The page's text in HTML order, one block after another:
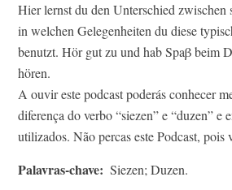
Hier lernst du den Unterschied zwischen
in welchen Gelegenheiten du diese
benutzt. Hör gut zu und hab Spaβ beim
hören.
A ouvir este podcast poderás conhecer
diferença do verbo “siezen” e “duzen” e
utilizados. Não percas este Podcast, pois
Palavras-chave Siezen; Duzen.